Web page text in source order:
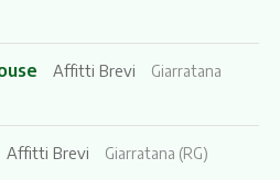
Affitti Brevi
Giarratana
Affitti Brevi Giarratana (RG)